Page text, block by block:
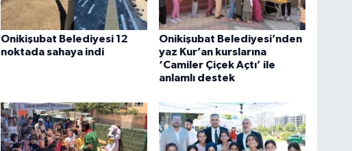
Onikişubat Belediyesi 12
noktada sahaya indi
Onikişubat Belediyesi’nden
yaz Kur’an kurslarına
‘Camiler Çiçek Açtı’ ile
anlamlı destek